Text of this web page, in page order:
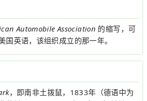
Automobile Association 的缩写，可
国英语，该组织成立的那一年。
，即南非土拨鼠，1833年（德语中为